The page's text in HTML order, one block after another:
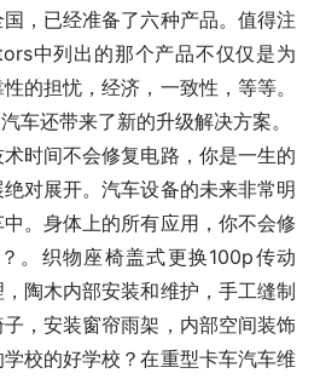
，已经准备了六种产品。值得注
中列出的那个产品不仅仅是为
的担忧，经济，一致性，等等。
车还带来了新的升级解决方案。
时间不会修复电路，你是一生的
对展开。汽车设备的未来非常明
。身体上的所有应用，你不会修
。织物座椅盖式更换100p传动
陶木内部安装和维护，手工缝制
，安装窗帘雨架，内部空间装饰
校的好学校？在重型卡车汽车维